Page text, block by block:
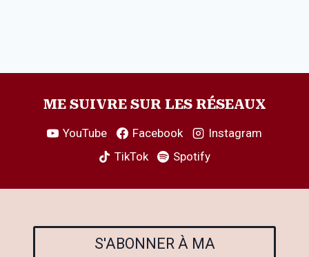
ME SUIVRE SUR LES RÉSEAUX
YouTube Facebook
Instagram
TikTok
Spotify
S'ABONNER À MA